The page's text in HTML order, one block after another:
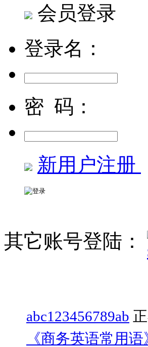
会员登录
登录名：
密 码：
新用户注册
其它账号登陆：
abc123456789ab
《商务英语常用语